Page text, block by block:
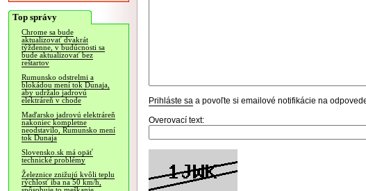
Top správy
Chrome sa bude
aktualizovať dvakrát
týždenne, v budúcnosti sa
bude aktualizovať bez
reštartov
Rumunsko odstrelmi a
blokádou mení tok Dunaja,
aby udržalo jadrovú
elektráreň v chode
Maďarsko jadrovú elektráreň
nakoniec kompletne
neodstavilo, Rumunsko mení
tok Dunaja
Slovensko.sk má opäť
technické problémy
Železnice znižujú kvôli teplu
rýchlosť iba na 50 km/h,
Prihláste sa a povoľte si emailové notifikácie na
Overovací text: